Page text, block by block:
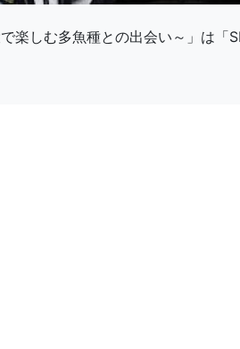
楽しむ多魚種との出会い～」は